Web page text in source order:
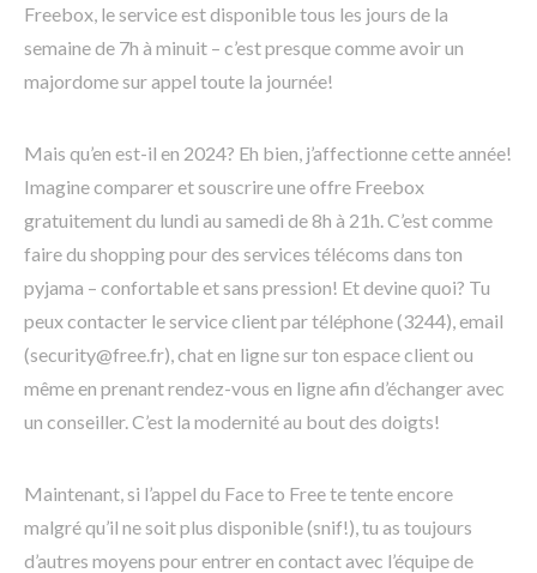
Freebox, le service est disponible tous les jours de la
semaine de 7h à minuit – c’est presque comme avoir un
majordome sur appel toute la journée!
Mais qu’en est-il en 2024? Eh bien, j’affectionne cette année!
Imagine comparer et souscrire une offre Freebox
gratuitement du lundi au samedi de 8h à 21h. C’est comme
faire du shopping pour des services télécoms dans ton
pyjama – confortable et sans pression! Et devine quoi? Tu
peux contacter le service client par téléphone (3244), email
(security@free.fr), chat en ligne sur ton espace client ou
même en prenant rendez-vous en ligne afin d’échanger avec
un conseiller. C’est la modernité au bout des doigts!
Maintenant, si l’appel du Face to Free te tente encore
malgré qu’il ne soit plus disponible (snif!), tu as toujours
d’autres moyens pour entrer en contact avec l’équipe de